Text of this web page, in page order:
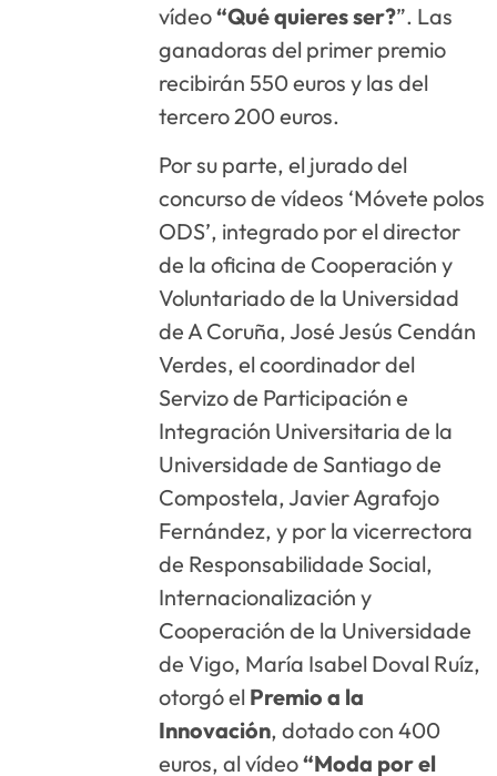
vídeo“Qué quieres ser?”. Las
ganadoras del primer premio
recibirán 550 euros y las del
tercero 200 euros.
Por su parte, el jurado del
concurso de vídeos ‘Móvete polos
ODS’, integrado por el director
de la oficina de Cooperación y
Voluntariado de la Universidad
de A Coruña, José Jesús Cendán
Verdes, el coordinador del
Servizo de Participación e
Integración Universitaria de la
Universidade de Santiago de
Compostela, Javier Agrafojo
Fernández, y por la vicerrectora
de Responsabilidade Social,
Internacionalización y
Cooperación de la Universidade
de Vigo, María Isabel Doval Ruíz,
otorgó el Premio a la
Innovación, dotado con 400
euros, al vídeo“Moda por el